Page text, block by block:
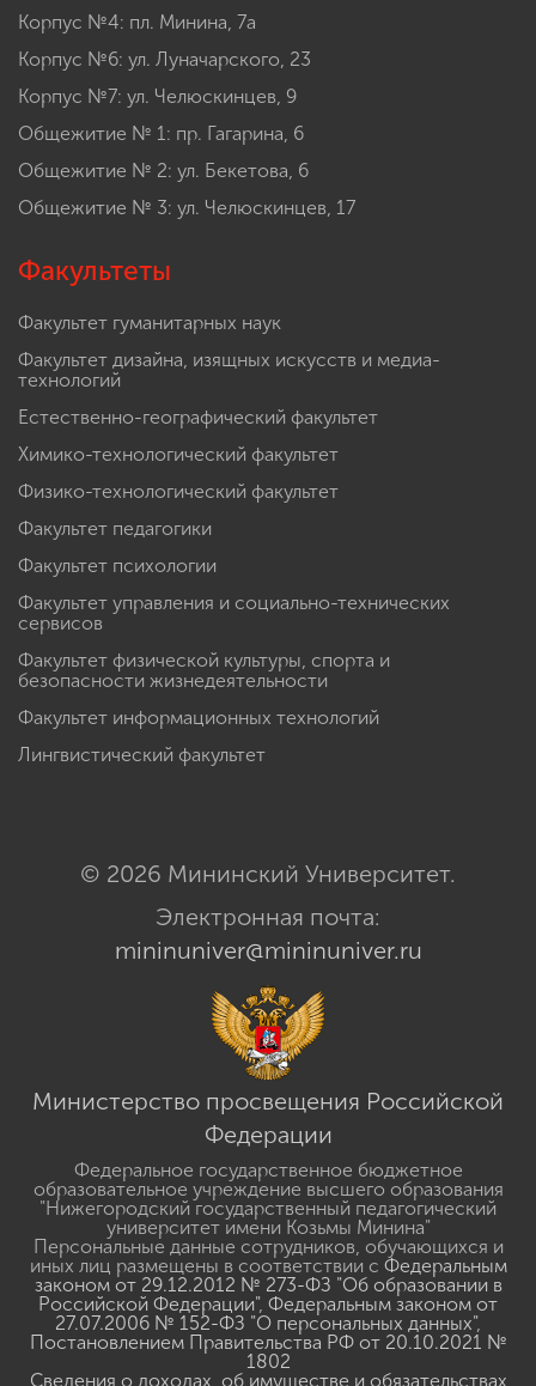
Корпус №4: пл. Минина, 7а
Корпус №6: ул. Луначарского, 23
Корпус №7: ул. Челюскинцев, 9
Общежитие № 1: пр. Гагарина, 6
Общежитие № 2: ул. Бекетова, 6
Общежитие № 3: ул. Челюскинцев, 17
Факультеты
Факультет гуманитарных наук
Факультет дизайна, изящных искусств и медиа-
технологий
Естественно-географический факультет
Химико-технологический факультет
Физико-технологический факультет
Факультет педагогики
Факультет психологии
Факультет управления и социально-технических
сервисов
Факультет физической культуры, спорта и
безопасности жизнедеятельности
Факультет информационных технологий
Лингвистический факультет
© 2026 Мининский Университет.
Электронная почта:
mininuniver@mininuniver.ru
Министерство просвещения Российской
Федерации
Федеральное государственное бюджетное
образовательное учреждение высшего образования
"Нижегородский государственный педагогический
университет имени Козьмы Минина"
Персональные данные сотрудников, обучающихся и
иных лиц размещены в соответствии с Федеральным
законом от 29.12.2012 № 273-ФЗ "Об образовании в
Российской Федерации", Федеральным законом от
27.07.2006 № 152-ФЗ "О персональных данных",
Постановлением Правительства РФ от 20.10.2021 №
1802
Сведения о доходах, об имуществе и обязательствах